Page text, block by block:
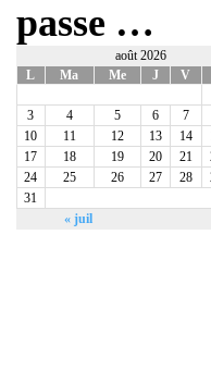
passe …
août 2026
L
Ma Me J V
« juil
3
4 5 6 7
10
11 12 13 14
17
18 19 20 21
24
25 26 27 28
31